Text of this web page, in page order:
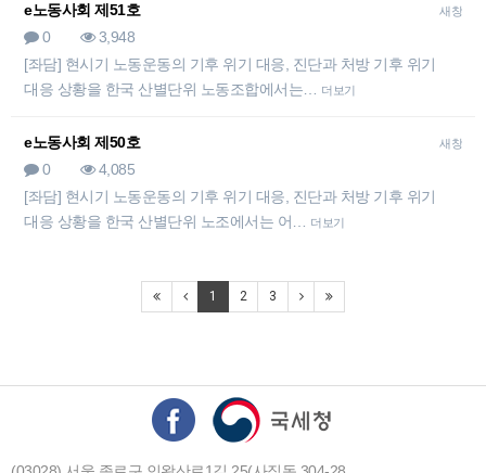
새창
e노동사회 제51호
0
3,948
[좌담] 현시기 노동운동의 기후 위기 대응, 진단과 처방 기후 위기
대응 상황을 한국 산별단위 노동조합에서는…
더보기
새창
e노동사회 제50호
0
4,085
[좌담] 현시기 노동운동의 기후 위기 대응, 진단과 처방 기후 위기
대응 상황을 한국 산별단위 노조에서는 어…
더보기
1 2 3